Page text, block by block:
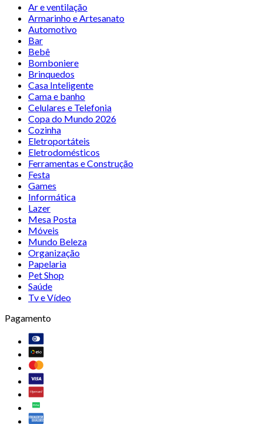
Ar e ventilação
Armarinho e Artesanato
Automotivo
Bar
Bebê
Bomboniere
Brinquedos
Casa Inteligente
Cama e banho
Celulares e Telefonia
Copa do Mundo 2026
Cozinha
Eletroportáteis
Eletrodomésticos
Ferramentas e Construção
Festa
Games
Informática
Lazer
Mesa Posta
Móveis
Mundo Beleza
Organização
Papelaria
Pet Shop
Saúde
Tv e Vídeo
Pagamento